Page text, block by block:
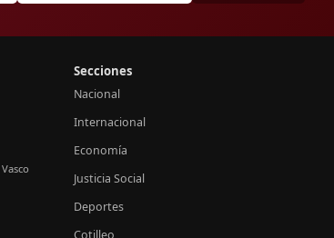
Secciones
Nacional
Internacional
Economía
Justicia Social
Deportes
Cotilleo